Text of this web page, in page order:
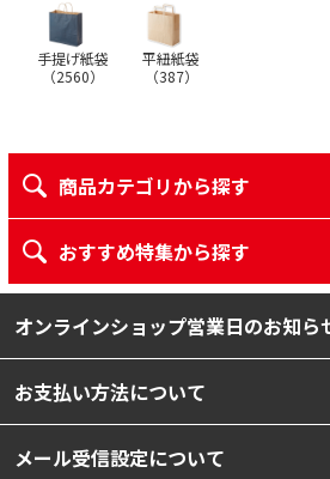
手提げ紙袋
（2560）
平紐紙袋
（387）
商品カテゴリから探す
おすすめ特集から探す
オンラインショップ営業日のお知ら
お支払い方法について
メール受信設定について